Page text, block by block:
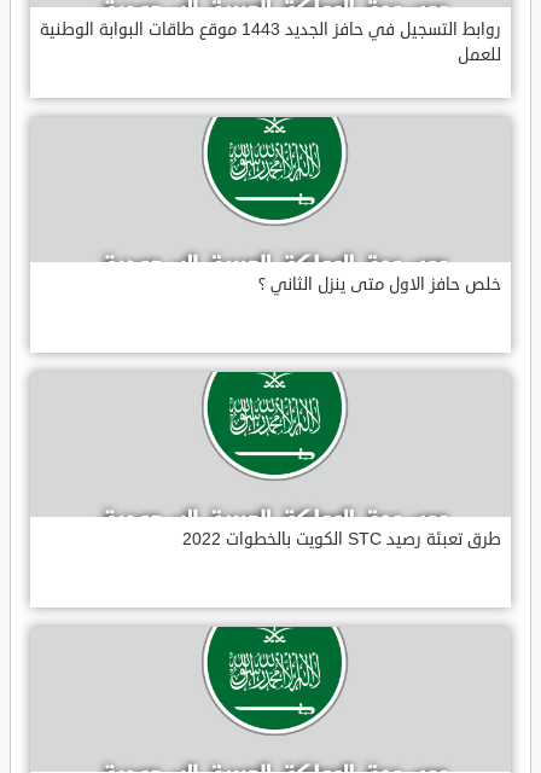
روابط التسجيل في حافز الجديد 1443 موقع طاقات البوابة الوطنية
للعمل
خلص حافز الاول متى ينزل الثاني ؟
طرق تعبئة رصيد STC الكويت بالخطوات 2022